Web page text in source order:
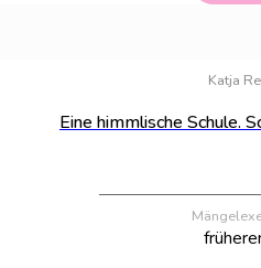
Katja
Eine himmlische Schule.